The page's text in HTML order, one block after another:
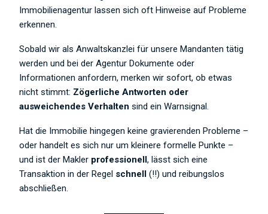
Immobilienagentur lassen sich oft Hinweise auf Probleme
erkennen.
Sobald wir als Anwaltskanzlei für unsere Mandanten tätig
werden und bei der Agentur Dokumente oder
Informationen anfordern, merken wir sofort, ob etwas
nicht stimmt: Zögerliche Antworten oder
ausweichendes Verhalten sind ein Warnsignal.
Hat die Immobilie hingegen keine gravierenden Probleme –
oder handelt es sich nur um kleinere formelle Punkte –
und ist der Makler professionell, lässt sich eine
Transaktion in der Regel schnell (!!) und reibungslos
abschließen.